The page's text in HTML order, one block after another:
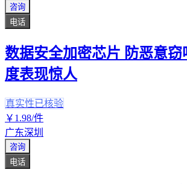
咨询
电话
数据安全加密芯片 防恶意窃
度表现惊人
真实性已核验
￥ 1 .98/件
广东深圳
咨询
电话